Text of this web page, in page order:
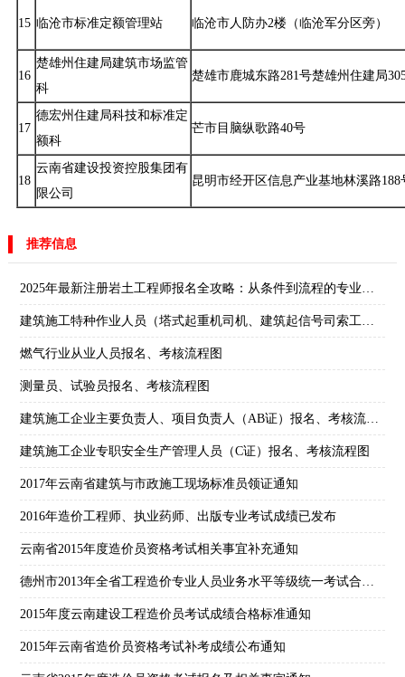
15 临沧市标准定额管理站 临沧市人防办2楼（临沧军分区旁）
16
楚雄州住建局建筑市场监管
科
楚雄市鹿城东路281号楚雄州住建局
17
德宏州住建局科技和标准定
额科
芒市目脑纵歌路40号
18
云南省建设投资控股集团有
限公司
昆明市经开区信息产业基地林溪路188
推荐信息
2025年最新注册岩土工程师报名全攻略：从条件到流程的专业指南
建筑施工特种作业人员（塔式起重机司机、建筑起信号司索工）报名、考核流程图
燃气行业从业人员报名、考核流程图
测量员、试验员报名、考核流程图
建筑施工企业主要负责人、项目负责人（AB证）报名、考核流程图
建筑施工企业专职安全生产管理人员（C证）报名、考核流程图
2017年云南省建筑与市政施工现场标准员领证通知
2016年造价工程师、执业药师、出版专业考试成绩已发布
云南省2015年度造价员资格考试相关事宜补充通知
德州市2013年全省工程造价专业人员业务水平等级统一考试合格人员名单通知
2015年度云南建设工程造价员考试成绩合格标准通知
2015年云南省造价员资格考试补考成绩公布通知